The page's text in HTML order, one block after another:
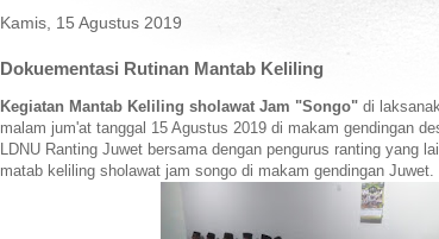
Kamis, 15 Agustus 2019
Dokuementasi Rutinan Mantab Keliling
Kegiatan Mantab Keliling sholawat Jam "Songo" di
malam jum'at tanggal 15 Agustus 2019 di makam gendingan
LDNU Ranting Juwet bersama dengan pengurus ranting yang
matab keliling sholawat jam songo di makam gendingan Juwet.